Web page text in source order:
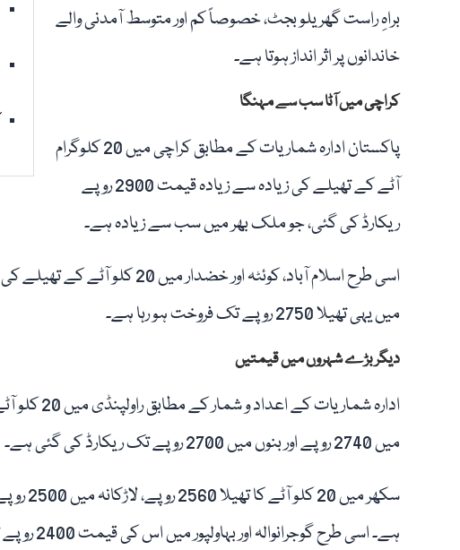
براہِ راست گھریلو بجٹ، خصوصاً کم اور متوسط آمدنی والے
خاندانوں پر اثر انداز ہوتا ہے۔
کراچی میں آٹا سب سے مہنگا
پاکستان ادارہ شماریات کے مطابق کراچی میں 20 کلوگرام
آٹے کے تھیلے کی زیادہ سے زیادہ قیمت 2900 روپے
ریکارڈ کی گئی، جو ملک بھر میں سب سے زیادہ ہے۔
میں یہی تھیلا 2750 روپے تک فروخت ہو رہا ہے۔
دیگر بڑے شہروں میں قیمتیں
میں 2740 روپے اور بنوں میں 2700 روپے تک ریکارڈ کی گئی ہے۔
ہے۔ اسی طرح گوجرانوالہ اور بہاولپور میں اس کی قیمت 2400 روپے تک پہنچ چکی ہے۔